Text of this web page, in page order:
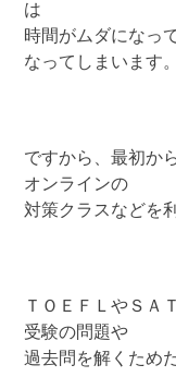
は
時間がムダになっ
なってしまいます。
ですから、最初か
オンラインの
対策クラスなどを
ＴＯＥＦＬやＳＡ
受験の問題や
過去問を解くため